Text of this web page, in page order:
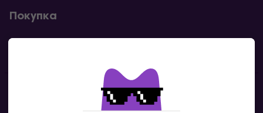
Покупка
Полезни линкове
Контакти